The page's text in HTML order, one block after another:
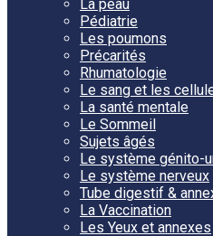
La peau
Pédiatrie
Les poumons
Précarités
Rhumatologie
Le sang et les
La santé mentale
Le Sommeil
Sujets âgés
Le système génito-
Le système nerveux
Tube digestif &
La Vaccination
Les Yeux et annexes